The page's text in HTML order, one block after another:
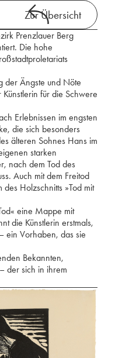
Zur Übersicht
Prenzlauer Berg
Die hohe
der Ängste und Nöte
für die Schwere
Erlebnissen im engsten
die sich besonders
älteren Sohnes Hans im
starken
nach dem Tod des
Auch mit dem Freitod
Holzschnitts »Tod mit
eine Mappe mit
die Künstlerin erstmals,
ein Vorhaben, das sie
Bekannten,
der sich in ihrem